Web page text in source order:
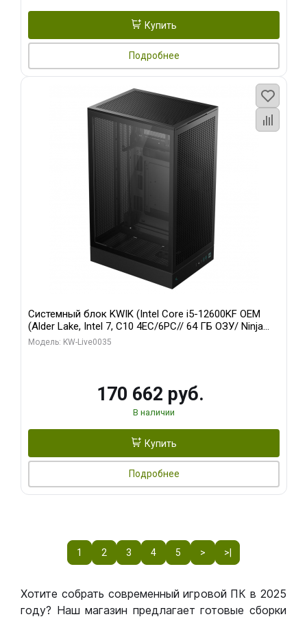
Купить
Подробнее
Системный блок KWIK (Intel Core i5-12600KF OEM
(Alder Lake, Intel 7, C10 4EC/6PC// 64 ГБ ОЗУ/ Ninja
Sinotex GTX1650 4GB 128bit GDDR6 DVI DP HDMI 2/
Модель: KW-Live0035
170 662 руб.
В наличии
Купить
Подробнее
1 2 3 4 5 > >|
Хотите собрать современный игровой ПК в 2025
году? Наш магазин предлагает готовые сборки